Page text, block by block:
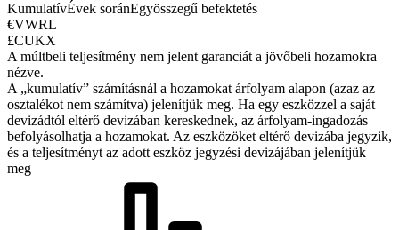
KumulatívÉvek soránEgyösszegű befektetés
€VWRL
£CUKX
A múltbeli teljesítmény nem jelent garanciát a jövőbeli hozamokra
nézve.
A „kumulatív” számításnál a hozamokat árfolyam alapon (azaz az
osztalékot nem számítva) jelenítjük meg. Ha egy eszközzel a saját
devizádtól eltérő devizában kereskednek, az árfolyam-ingadozás
befolyásolhatja a hozamokat. Az eszközöket eltérő devizába jegyzik,
és a teljesítményt az adott eszköz jegyzési devizájában jelenítjük
meg